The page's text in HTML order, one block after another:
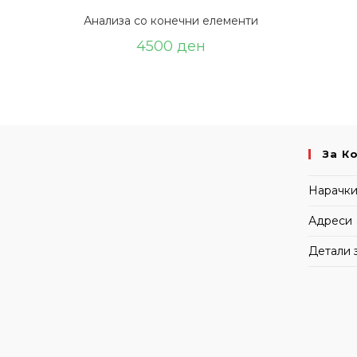
Анализа со конечни елементи
4500 ден
За
Нарачки
Адреси
Детали